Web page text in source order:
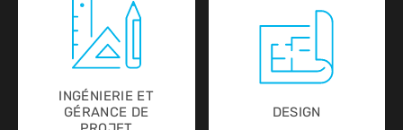
INGÉNIERIE ET
GÉRANCE DE
DESIGN